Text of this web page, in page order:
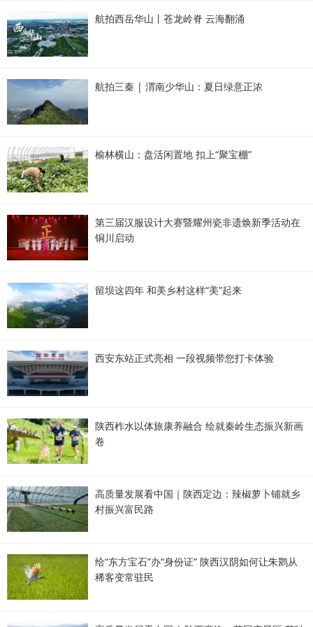
航拍西岳华山丨苍龙岭脊 云海翻涌
航拍三秦 | 渭南少华山：夏日绿意正浓
榆林横山：盘活闲置地 扣上“聚宝棚”
第三届汉服设计大赛暨耀州瓷非遗焕新季活动在
铜川启动
留坝这四年 和美乡村这样“美”起来
西安东站正式亮相 一段视频带您打卡体验
陕西柞水以体旅康养融合 绘就秦岭生态振兴新画
卷
高质量发展看中国｜陕西定边：辣椒萝卜铺就乡
村振兴富民路
给“东方宝石”办“身份证” 陕西汉阴如何让朱鹮从
稀客变常驻民